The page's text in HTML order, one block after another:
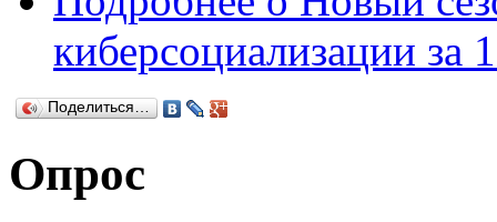
киберсоциализации за
Поделиться…
Опрос